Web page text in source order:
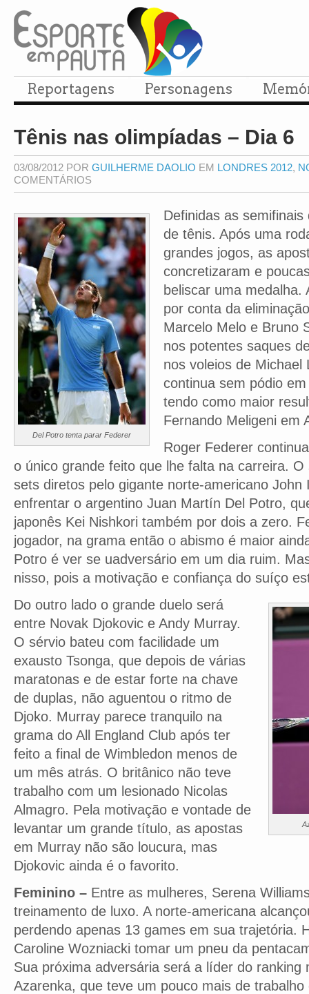
Reportagens Personagens
Tênis nas olimpíadas – Dia 6
03/08/2012 POR GUILHERME DAOLIO EM LONDRES 2012,
COMENTÁRIOS
Del Potro tenta parar Federer
Definidas as
de tênis. Após uma
grandes jogos, as
concretizaram e
beliscar uma medalha.
por conta da
Marcelo Melo e Bruno
nos potentes saques
nos voleios de Michael
continua sem pódio
tendo como maior
Fernando Meligeni em
Roger Federer
o único grande feito que lhe falta na carreira.
sets diretos pelo gigante norte-americano John
enfrentar o argentino Juan Martín Del Potro,
japonês Kei Nishkori também por dois a zero.
jogador, na grama então o abismo é maior
Potro é ver se uadversário em um dia ruim.
nisso, pois a motivação e confiança do suíço
Do outro lado o grande duelo será
entre Novak Djokovic e Andy Murray.
O sérvio bateu com facilidade um
exausto Tsonga, que depois de várias
maratonas e de estar forte na chave
de duplas, não aguentou o ritmo de
Djoko. Murray parece tranquilo na
grama do All England Club após ter
feito a final de Wimbledon menos de
um mês atrás. O britânico não teve
trabalho com um lesionado Nicolas
Almagro. Pela motivação e vontade de
levantar um grande título, as apostas
em Murray não são loucura, mas
Djokovic ainda é o favorito.
Feminino – Entre as mulheres, Serena
treinamento de luxo. A norte-americana
perdendo apenas 13 games em sua trajetória.
Caroline Wozniacki tomar um pneu da
Sua próxima adversária será a líder do ranking
Azarenka, que teve um pouco mais de